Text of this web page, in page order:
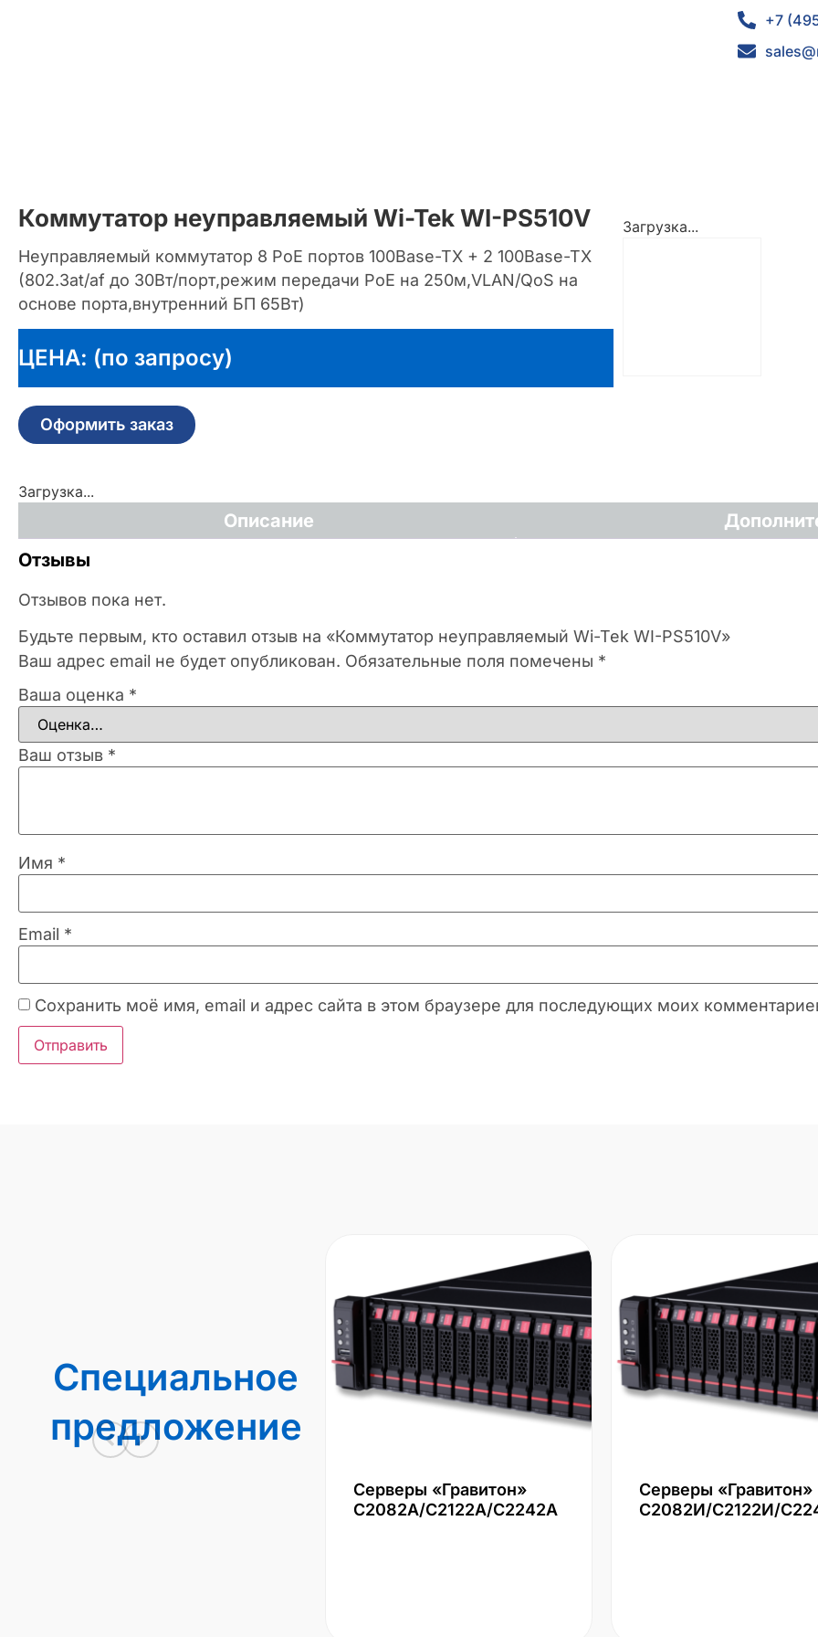
+7
Коммутатор неуправляемый Wi-Tek WI-PS510V
Неуправляемый коммутатор 8 PoE портов 100Base-TX + 2 100Base-TX
(802.3at/af до 30Вт/порт,режим передачи PoE на 250м,VLAN/QoS на
основе порта,внутренний БП 65Вт)
ЦЕНА: (по запросу)
Оформить заказ
Загрузка...
Загрузка...
Описание
Отзывы
Отзывов пока нет.
Будьте первым, кто оставил отзыв на «Коммутатор неуправляемый Wi-Tek WI-PS510V»
Ваш адрес email не будет опубликован. Обязательные поля помечены *
Ваша оценка *
Ваш отзыв *
Имя *
Email *
Сохранить моё имя, email и адрес сайта в этом браузере для последующих моих
Специальное
предложение
Серверы «Гравитон»
С2082А/С2122А/С2242А
Серверы «Гравитон»
С2082И/С2122И/